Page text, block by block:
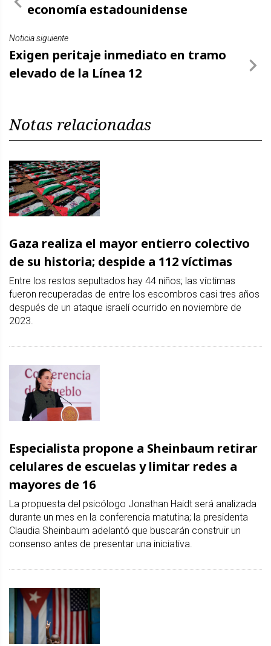
economía estadounidense
Noticia siguiente
Exigen peritaje inmediato en tramo
elevado de la Línea 12
Notas relacionadas
Gaza realiza el mayor entierro colectivo
de su historia; despide a 112 víctimas
Entre los restos sepultados hay 44 niños; las víctimas
fueron recuperadas de entre los escombros casi tres años
después de un ataque israelí ocurrido en noviembre de
2023.
Especialista propone a Sheinbaum retirar
celulares de escuelas y limitar redes a
mayores de 16
La propuesta del psicólogo Jonathan Haidt será analizada
durante un mes en la conferencia matutina; la presidenta
Claudia Sheinbaum adelantó que buscarán construir un
consenso antes de presentar una iniciativa.